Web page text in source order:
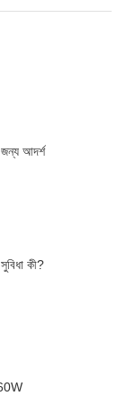
আদর্শ
কী?